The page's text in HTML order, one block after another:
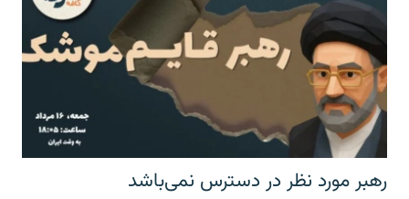
رهبر مورد نظر در دسترس نمی‌باشد